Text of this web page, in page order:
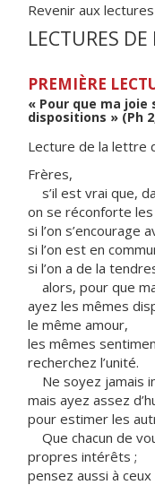
Revenir aux
LECTURES DE
PREMIÈRE
« Pour que ma
dispositions » (Ph
Lecture de la lettre
Frères,
s’il est vrai que,
on se réconforte
si l’on s’encourage
si l’on est en
si l’on a de la
alors, pour que
ayez les mêmes
le même amour,
les mêmes
recherchez l’unité.
Ne soyez jamais
mais ayez assez
pour estimer les
Que chacun de
propres intérêts ;
pensez aussi à